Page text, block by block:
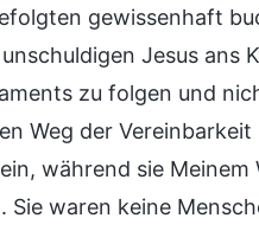
gewissenhaft
Jesus ans
zu folgen und
Weg der
während sie
Sie waren keine